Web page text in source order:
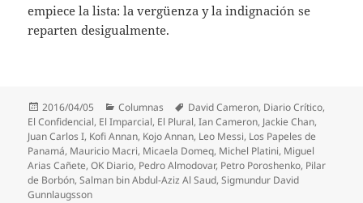
empiece la lista: la vergüenza y la indignación se
reparten desigualmente.
Publicado
el
2016/04/05 Categorías
Columnas Etiquetas
David Cameron, Diario Crítico,
El Confidencial, El Imparcial, El Plural,Ian Cameron, Jackie Chan,
Juan Carlos I, Kofi Annan, Kojo Annan, Leo Messi, Los Papeles de
Panamá, Mauricio Macri, Micaela Domeq, Michel Platini, Miguel
Arias Cañete,OK Diario, Pedro Almodovar, Petro Poroshenko, Pilar
de Borbón,Salman bin Abdul-Aziz Al Saud,Sigmundur David
Gunnlaugsson